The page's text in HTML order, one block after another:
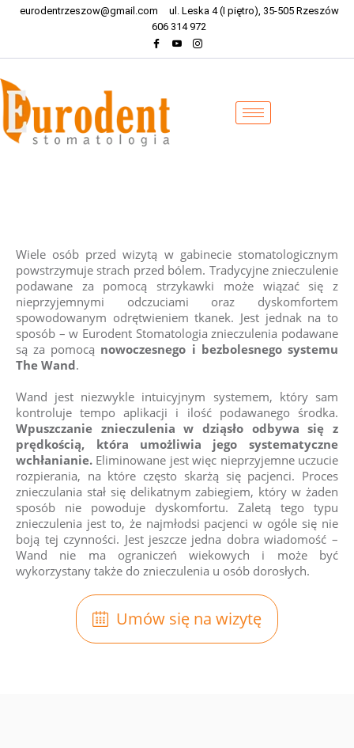
eurodentrzeszow@gmail.com
ul. Leska 4 (I piętro), 35-505 Rzeszów
606 314 972
Wiele osób przed wizytą w gabinecie stomatologicznym
powstrzymuje strach przed bólem. Tradycyjne znieczulenie
podawane za pomocą strzykawki może wiązać się z
nieprzyjemnymi odczuciami oraz dyskomfortem
spowodowanym odrętwieniem tkanek. Jest jednak na to
sposób – w Eurodent Stomatologia znieczulenia podawane
są za pomocą nowoczesnego i bezbolesnego systemu
The Wand.
Wand jest niezwykle intuicyjnym systemem, który sam
kontroluje tempo aplikacji i ilość podawanego środka.
Wpuszczanie znieczulenia w dziąsło odbywa się z
prędkością, która umożliwia jego systematyczne
wchłanianie. Eliminowane jest więc nieprzyjemne uczucie
rozpierania, na które często skarżą się pacjenci. Proces
znieczulania stał się delikatnym zabiegiem, który w żaden
sposób nie powoduje dyskomfortu. Zaletą tego typu
znieczulenia jest to, że najmłodsi pacjenci w ogóle się nie
boją tej czynności. Jest jeszcze jedna dobra wiadomość –
Wand nie ma ograniczeń wiekowych i może być
wykorzystany także do znieczulenia u osób dorosłych.
Umów się na wizytę